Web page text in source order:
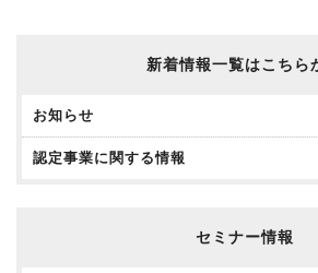
新着情報一覧はこちら
お知らせ
認定事業に関する情報
セミナー情報